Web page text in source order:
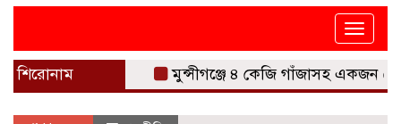
Toggle
শিরোনাম মুন্সীগঞ্জে ৪ কেজি গাঁজাসহ একজন গ্রেফতার